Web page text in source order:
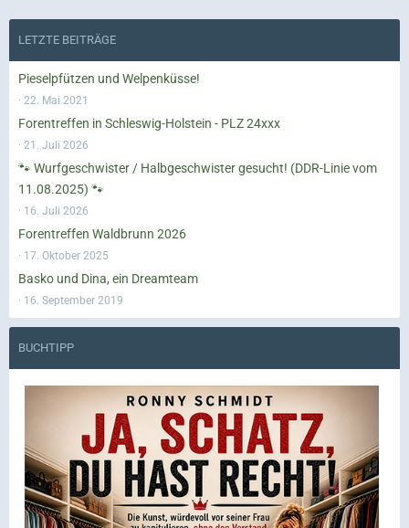
LETZTE BEITRÄGE
Pieselpfützen und Welpenküsse!
22. Mai 2021
Forentreffen in Schleswig-Holstein - PLZ 24xxx
21. Juli 2026
🐾 Wurfgeschwister / Halbgeschwister gesucht! (DDR-Linie vom
11.08.2025) 🐾
16. Juli 2026
Forentreffen Waldbrunn 2026
17. Oktober 2025
Basko und Dina, ein Dreamteam
16. September 2019
BUCHTIPP